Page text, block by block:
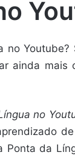
Youtube?
ainda mais
no
da